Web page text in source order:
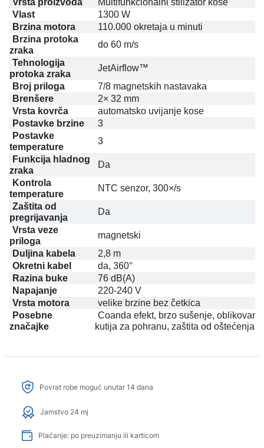
Vlast
1300 W
Brzina motora
110.000 okretaja u minuti
Brzina protoka
zraka
do 60 m/s
Tehnologija
protoka zraka
JetAirflow™
Broj priloga
7/8 magnetskih nastavaka
Brenšere
2× 32 mm
Vrsta kovrča
automatsko uvijanje kose
Postavke brzine
3
Postavke
temperature
3
Funkcija hladnog
zraka
Da
Kontrola
temperature
NTC senzor, 300×/s
Zaštita od
pregrijavanja
Da
Vrsta veze
priloga
magnetski
Duljina kabela
2,8 m
Okretni kabel
da, 360°
Razina buke
76 dB(A)
Napajanje
220-240 V
Vrsta motora
velike brzine bez četkica
Posebne
značajke
Coanda efekt, brzo sušenje,
kutija za pohranu, zaštita od oštećenja
Povrat robe moguć unutar 14 dana
Jamstvo 24 mj
Plaćanje: po preuzimanju ili karticom